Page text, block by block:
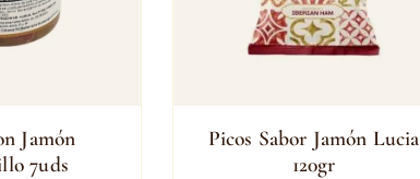
Jamón
7uds
Picos Sabor Jamón Lucia
120gr